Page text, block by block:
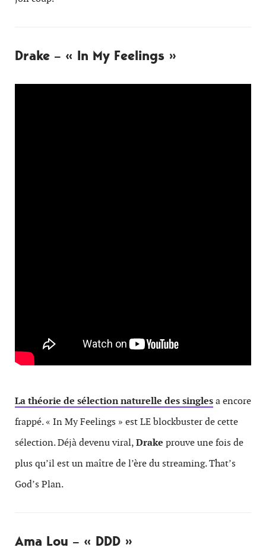
Drake – « In My Feelings »
La théorie de sélection naturelle des singlesa encore
frappé. « In My Feelings » est LE blockbuster de cette
sélection. Déjà devenu viral,Drake prouve une fois de
plus qu’il est un maître de l’ère du streaming. That’s
God’s Plan.
Ama Lou – « DDD »